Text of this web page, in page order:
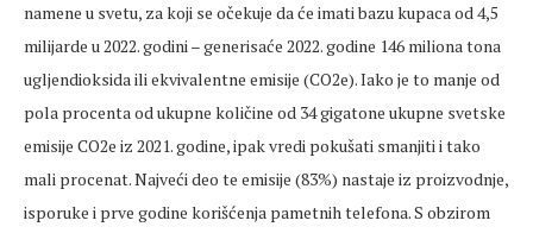
namene u svetu, za koji se očekuje da će imati bazu kupaca od 4,5
milijarde u 2022. godini – generisaće 2022. godine 146 miliona tona
ugljendioksida ili ekvivalentne emisije (CO2e). Iako je to manje od
pola procenta od ukupne količine od 34 gigatone ukupne svetske
emisije CO2e iz 2021. godine, ipak vredi pokušati smanjiti i tako
mali procenat. Najveći deo te emisije (83%) nastaje iz proizvodnje,
isporuke i prve godine korišćenja pametnih telefona. S obzirom